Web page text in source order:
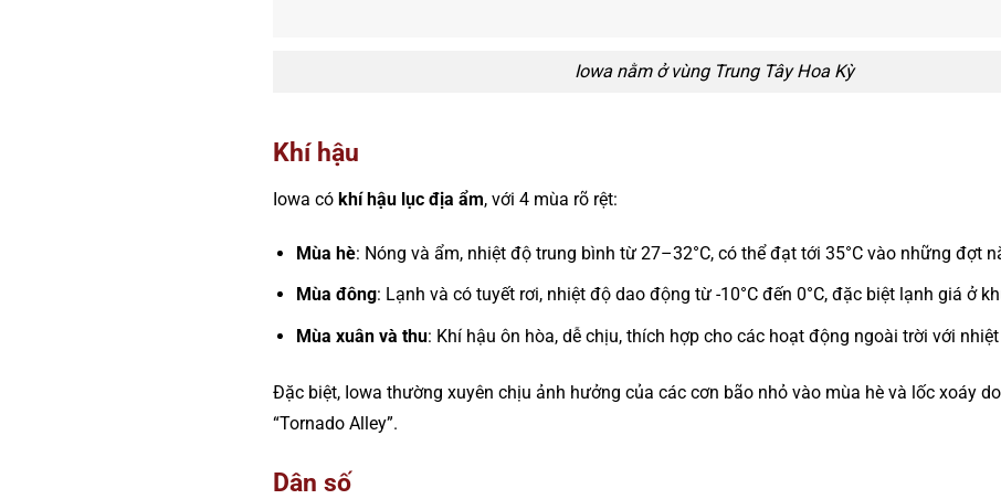
Iowa nằm ở vùng Trung Tây Hoa Kỳ
Khí hậu
Iowa có khí hậu lục địa ẩm, với 4 mùa rõ rệt:
Mùa hè: Nóng và ẩm, nhiệt độ trung bình từ 27–32°C, có thể đạt tới 35°C vào những đợt
Mùa đông: Lạnh và có tuyết rơi, nhiệt độ dao động từ -10°C đến 0°C, đặc biệt lạnh giá ở
Mùa xuân và thu: Khí hậu ôn hòa, dễ chịu, thích hợp cho các hoạt động ngoài trời với
Đặc biệt, Iowa thường xuyên chịu ảnh hưởng của các cơn bão nhỏ vào mùa hè và lốc xoáy
“Tornado Alley”.
Dân số